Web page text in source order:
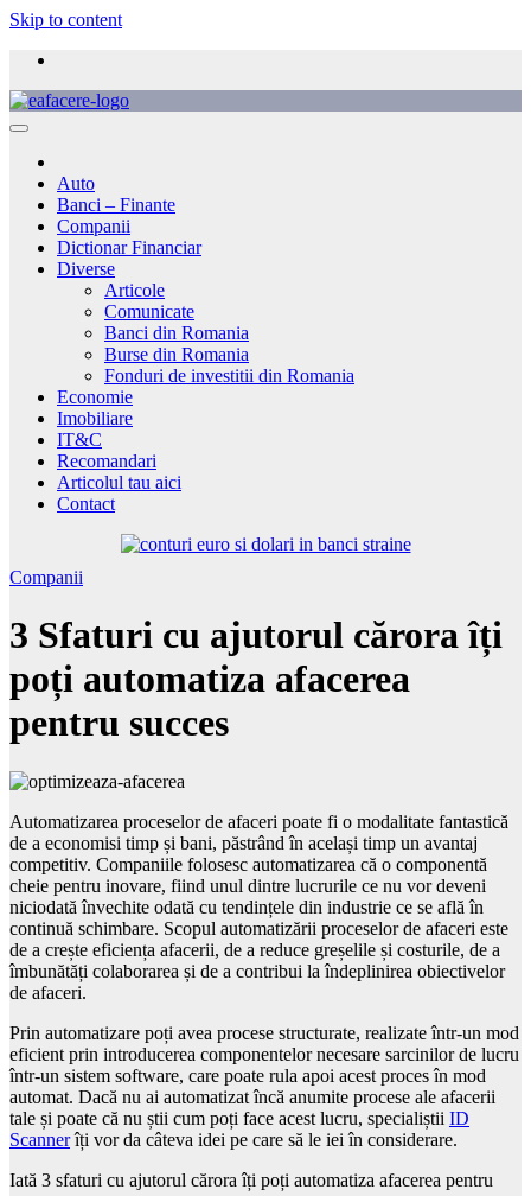
Skip to content
Auto
Banci – Finante
Companii
Dictionar Financiar
Diverse
Articole
Comunicate
Banci din Romania
Burse din Romania
Fonduri de investitii din Romania
Economie
Imobiliare
IT&C
Recomandari
Articolul tau aici
Contact
Companii
3 Sfaturi cu ajutorul cărora îți
poți automatiza afacerea
pentru succes
Automatizarea proceselor de afaceri poate fi o modalitate fantastică
de a economisi timp și bani, păstrând în același timp un avantaj
competitiv. Companiile folosesc automatizarea că o componentă
cheie pentru inovare, fiind unul dintre lucrurile ce nu vor deveni
niciodată învechite odată cu tendințele din industrie ce se află în
continuă schimbare. Scopul automatizării proceselor de afaceri este
de a crește eficiența afacerii, de a reduce greșelile și costurile, de a
îmbunătăți colaborarea și de a contribui la îndeplinirea obiectivelor
de afaceri.
Prin automatizare poți avea procese structurate, realizate într-un mod
eficient prin introducerea componentelor necesare sarcinilor de lucru
într-un sistem software, care poate rula apoi acest proces în mod
automat. Dacă nu ai automatizat încă anumite procese ale afacerii
tale și poate că nu știi cum poți face acest lucru, specialiștii ID
Scannerîți vor da câteva idei pe care să le iei în considerare.
Iată 3 sfaturi cu ajutorul cărora îți poți automatiza afacerea pentru